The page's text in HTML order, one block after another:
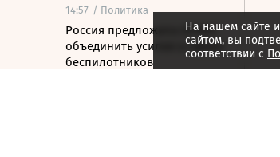
14:57 / Политика
Россия предложила БРИКС
объединить усилия в сфере
беспилотников
На нашем сайте
сайтом, вы
соответствии с